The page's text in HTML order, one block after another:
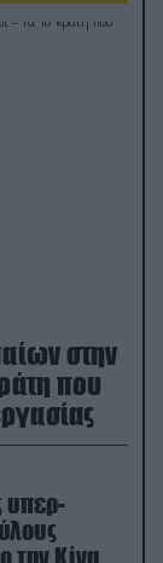
στην
που
υπερ-
την Κίνα